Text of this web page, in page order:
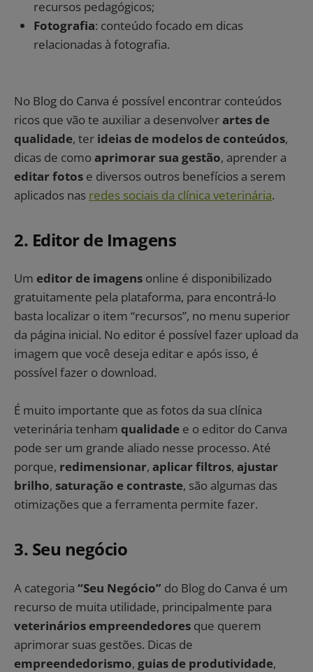
recursos pedagógicos;
Fotografia: conteúdo focado em dicas
relacionadas à fotografia.
No Blog do Canva é possível encontrar conteúdos
ricos que vão te auxiliar a desenvolverartes de
qualidade, ter ideias de modelos de conteúdos,
dicas de comoaprimorar sua gestão, aprender a
editar fotos e diversos outros benefícios a serem
aplicados nas redes sociais da clínica veterinária.
2. Editor de Imagens
Um editor de imagens online é disponibilizado
gratuitamente pela plataforma, para encontrá-lo
basta localizar o item “recursos”, no menu superior
da página inicial. No editor é possível fazer upload da
imagem que você deseja editar e após isso, é
possível fazer o download.
É muito importante que as fotos da sua clínica
veterinária tenham qualidade e o editor do Canva
pode ser um grande aliado nesse processo. Até
porque, redimensionar, aplicar filtros, ajustar
brilho, saturação e contraste, são algumas das
otimizações que a ferramenta permite fazer.
3. Seu negócio
A categoria “Seu Negócio” do Blog do Canva é um
recurso de muita utilidade, principalmente para
veterinários empreendedores que querem
aprimorar suas gestões. Dicas de
empreendedorismo, guias de produtividade,